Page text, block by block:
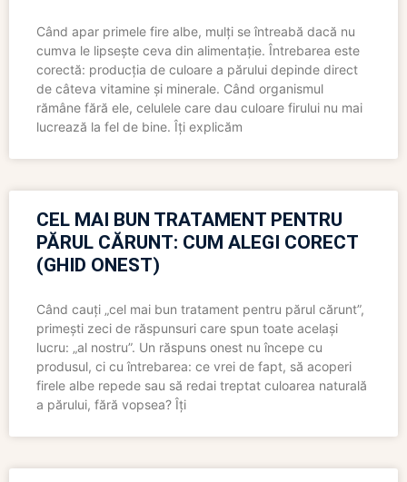
Când apar primele fire albe, mulți se întreabă dacă nu
cumva le lipsește ceva din alimentație. Întrebarea este
corectă: producția de culoare a părului depinde direct
de câteva vitamine și minerale. Când organismul
rămâne fără ele, celulele care dau culoare firului nu mai
lucrează la fel de bine. Îți explicăm
CEL MAI BUN TRATAMENT PENTRU
PĂRUL CĂRUNT: CUM ALEGI CORECT
(GHID ONEST)
Când cauți „cel mai bun tratament pentru părul cărunt”,
primești zeci de răspunsuri care spun toate același
lucru: „al nostru”. Un răspuns onest nu începe cu
produsul, ci cu întrebarea: ce vrei de fapt, să acoperi
firele albe repede sau să redai treptat culoarea naturală
a părului, fără vopsea? Îți